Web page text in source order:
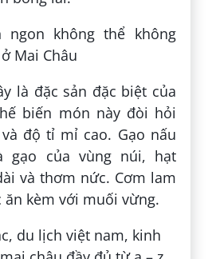
ngon không thể không
Mai Châu
là đặc sản đặc biệt của
biến món này đòi hỏi
độ tỉ mỉ cao. Gạo nấu
gạo của vùng núi, hạt
và thơm nức. Cơm lam
kèm với muối vừng.